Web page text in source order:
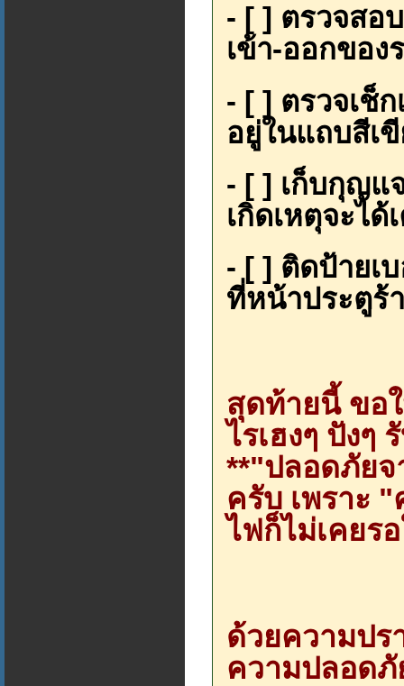
- [ ] ตรวจสอ
เข้า-ออกของ
- [ ] ตรวจเช็
อยู่ในแถบสีเ
- [ ] เก็บกุญแ
เกิดเหตุจะไ
- [ ] ติดป้ายเ
ที่หน้าประตูร้
สุดท้ายนี้ ขอ
ไรเฮงๆ ปัง
**"ปลอดภัย
ครับ เพราะ
ไฟก็ไม่เคยร
ด้วยความปร
ความปลอดภั